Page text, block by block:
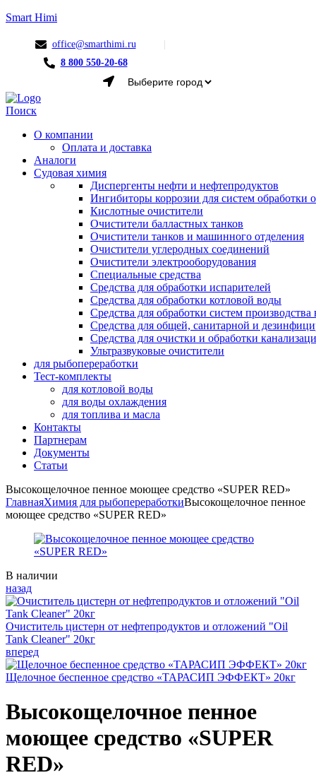
Smart Himi
8 800 550-20-68
office@smarthimi.ru
Menu
Поиск
О компании
Оплата и доставка
Аналоги
Судовая химия
Диспергенты нефти и нефтепродуктов
Ингибиторы коррозии для систем
Кислотные очистители
Очистители балластных танков
Очистители танков и машинного отделения
Очистители углеродных соединений
Очистители электрооборудования
Специальные средства
Средства для обработки испарителей
Средства для обработки котловой воды
Средства для обработки систем
Средства для общей, санитарной и
Средства для очистки и обработки
Ультразвуковые очистители
для рыбопереработки
Тест-комплекты
для котловой воды
для воды охлаждения
для топлива и масла
Контакты
Партнерам
Документы
Статьи
Высокощелочное пенное моющее средство «SUPER RED»
ГлавнаяХимия для рыбопереработкиВысокощелочное пенное
моющее средство «SUPER RED»
Availability:
В наличии
назад
Очиститель цистерн от нефтепродуктов и отложений "Oil
Tank Cleaner" 20кг
вперед
Щелочное беспенное средство «ТАРАСИП ЭФФЕКТ» 20кг
Высокощелочное пенное
моющее средство «SUPER
RED»